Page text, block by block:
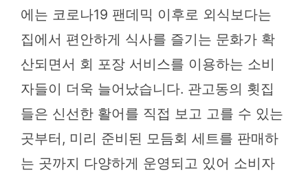
에는 코로나19 팬데믹 이후로 외식보다는
집에서 편안하게 식사를 즐기는 문화가 확
산되면서 회 포장 서비스를 이용하는 소비
자들이 더욱 늘어났습니다. 관고동의 횟집
들은 신선한 활어를 직접 보고 고를 수 있는
곳부터, 미리 준비된 모듬회 세트를 판매하
는 곳까지 다양하게 운영되고 있어 소비자